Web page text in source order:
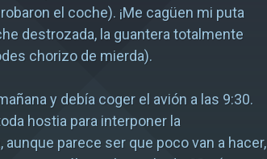
el coche). ¡Me cagüen mi puta
destrozada, la guantera totalmente
chorizo de mierda).
y debía coger el avión a las 9:30.
hostia para interponer la
parece ser que poco van a hacer,